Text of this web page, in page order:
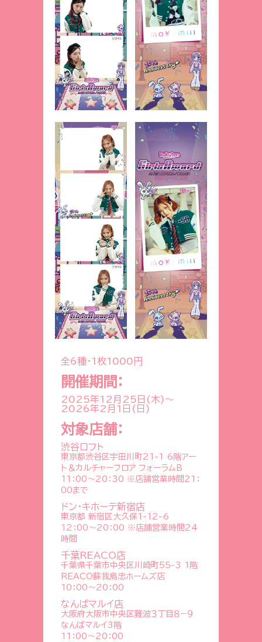
全6種・1枚1000円
開催期間：
2025年12月25日(木) ～
2026年2月1日(日)
対象店舗：
渋谷ロフト
東京都渋谷区宇田川町21-1 6階アー
ト＆カルチャーフロア フォーラムB
11：00～20：30 ※店舗営業時間21：
00まで
ドン・キホーテ新宿店
東京都 新宿区大久保1-12-6
12：00～20：00 ※店舗営業時間24
時間
千葉REACO店
千葉県千葉市中央区川崎町55-3 1階
REACO蘇我島忠ホームズ店
10：00～20：00
なんばマルイ店
大阪府大阪市中央区難波３丁目８−９
なんばマルイ3階
11：00～20：00